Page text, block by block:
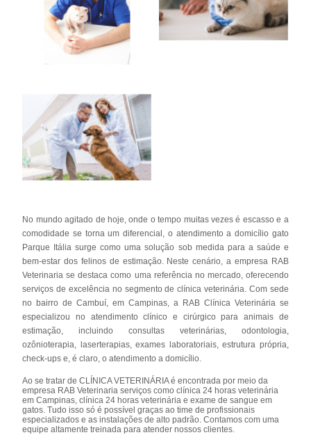
No mundo agitado de hoje, onde o tempo muitas vezes é escasso e a
comodidade se torna um diferencial, o atendimento a domicílio gato
Parque Itália surge como uma solução sob medida para a saúde e
bem-estar dos felinos de estimação. Neste cenário, a empresa RAB
Veterinaria se destaca como uma referência no mercado, oferecendo
serviços de excelência no segmento de clínica veterinária. Com sede
no bairro de Cambuí, em Campinas, a RAB Clínica Veterinária se
especializou no atendimento clínico e cirúrgico para animais de
estimação, incluindo consultas veterinárias, odontologia,
ozônioterapia, laserterapias, exames laboratoriais, estrutura própria,
check-ups e, é claro, o atendimento a domicílio.
Ao se tratar de CLÍNICA VETERINÁRIA é encontrada por meio da
empresa RAB Veterinaria serviços como clínica 24 horas veterinária
em Campinas, clínica 24 horas veterinária e exame de sangue em
gatos. Tudo isso só é possível graças ao time de profissionais
especializados e as instalações de alto padrão. Contamos com uma
equipe altamente treinada para atender nossos clientes.